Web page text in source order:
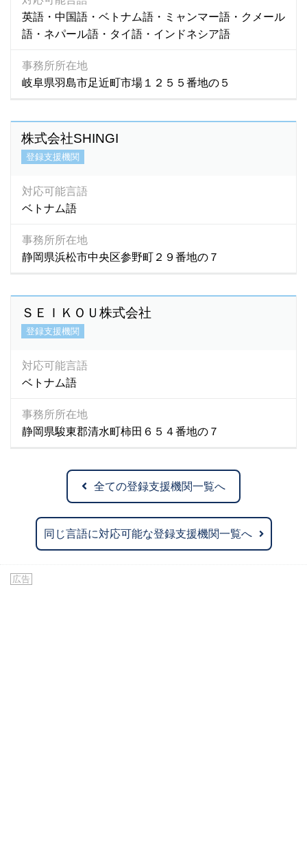
英語・中国語・ベトナム語・ミャンマー語・クメール
語・ネパール語・タイ語・インドネシア語
事務所所在地
岐阜県羽島市足近町市場１２５５番地の５
株式会社SHINGI
登録支援機関
対応可能言語
ベトナム語
事務所所在地
静岡県浜松市中央区参野町２９番地の７
ＳＥＩＫＯＵ株式会社
登録支援機関
対応可能言語
ベトナム語
事務所所在地
静岡県駿東郡清水町柿田６５４番地の７
全ての登録支援機関一覧へ
同じ言語に対応可能な登録支援機関一覧へ
広告